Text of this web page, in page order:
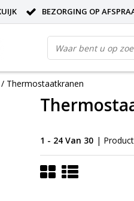
BEZORGING OP
/ Thermostaatkranen
1 - 24 Van 30 |